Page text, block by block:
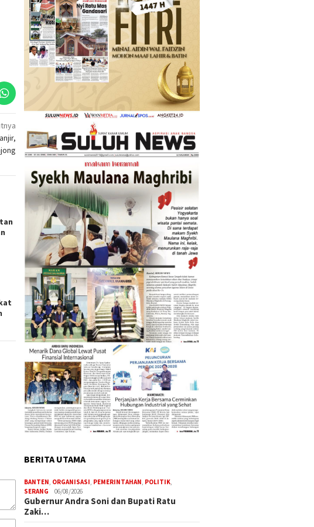
BERITA UTAMA
BANTEN, ORGANISASI, PEMERINTAHAN, POLITIK,
SERANG
06/08/2026
Gubernur Andra Soni dan Bupati Ratu
Zaki…